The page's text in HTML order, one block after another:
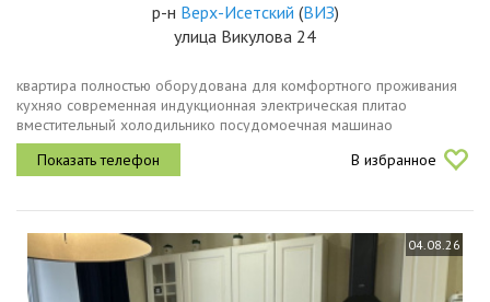
р-н Верх-Исетский (ВИЗ)
улица Викулова 24
квартира полностью оборудована для комфортного проживания
кухняo современная индукционная электрическая плитаo
вместительный холодильникo посудомоечная машинаo
микроволновая печьo духовой шкаф комнатаo комнаты
меблированы кухня, стол,стулья4шт,...
В избранное
04.08.26